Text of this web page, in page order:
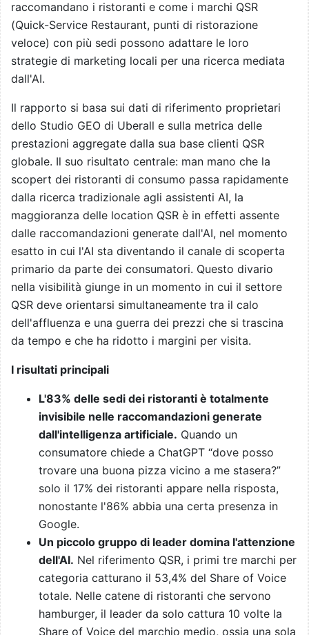
raccomandano i ristoranti e come i marchi QSR
(Quick-Service Restaurant, punti di ristorazione
veloce) con più sedi possono adattare le loro
strategie di marketing locali per una ricerca mediata
dall'AI.
Il rapporto si basa sui dati di riferimento proprietari
dello Studio GEO di Uberall e sulla metrica delle
prestazioni aggregate dalla sua base clienti QSR
globale. Il suo risultato centrale: man mano che la
scopert dei ristoranti di consumo passa rapidamente
dalla ricerca tradizionale agli assistenti AI, la
maggioranza delle location QSR è in effetti assente
dalle raccomandazioni generate dall'AI, nel momento
esatto in cui l'AI sta diventando il canale di scoperta
primario da parte dei consumatori. Questo divario
nella visibilità giunge in un momento in cui il settore
QSR deve orientarsi simultaneamente tra il calo
dell'affluenza e una guerra dei prezzi che si trascina
da tempo e che ha ridotto i margini per visita.
I risultati principali
L'83% delle sedi dei ristoranti è totalmente
invisibile nelle raccomandazioni generate
dall'intelligenza artificiale. Quando un
consumatore chiede a ChatGPT “dove posso
trovare una buona pizza vicino a me stasera?”
solo il 17% dei ristoranti appare nella risposta,
nonostante l'86% abbia una certa presenza in
Google.
Un piccolo gruppo di leader domina l'attenzione
dell'AI. Nel riferimento QSR, i primi tre marchi per
categoria catturano il 53,4% del Share of Voice
totale. Nelle catene di ristoranti che servono
hamburger, il leader da solo cattura 10 volte la
Share of Voice del marchio medio, ossia una sola